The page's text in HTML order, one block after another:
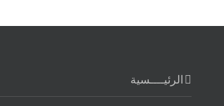
الرئيــــسية